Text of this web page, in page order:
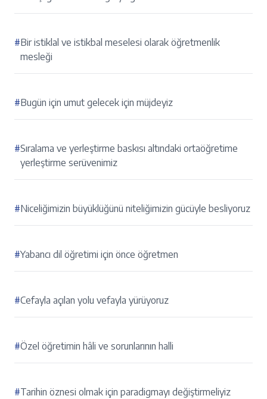
#Bir istiklal ve istikbal meselesi olarak öğretmenlik
mesleği
#Bugün için umut gelecek için müjdeyiz
#Sıralama ve yerleştirme baskısı altındaki ortaöğretime
yerleştirme serüvenimiz
#Niceliğimizin büyüklüğünü niteliğimizin gücüyle besliyoruz
#Yabancı dil öğretimi için önce öğretmen
#Cefayla açılan yolu vefayla yürüyoruz
#Özel öğretimin hâli ve sorunlarının halli
#Tarihin öznesi olmak için paradigmayı değiştirmeliyiz